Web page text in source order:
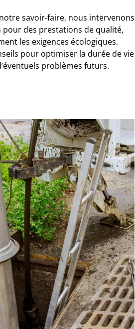
savoir-faire, nous intervenons
des prestations de qualité,
les exigences écologiques.
pour optimiser la durée de vie
problèmes futurs.